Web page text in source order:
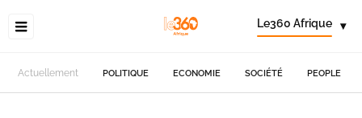
Le360 Afrique ▾
Actuellement POLITIQUE ECONOMIE SOCIÉTÉ PEOPLE